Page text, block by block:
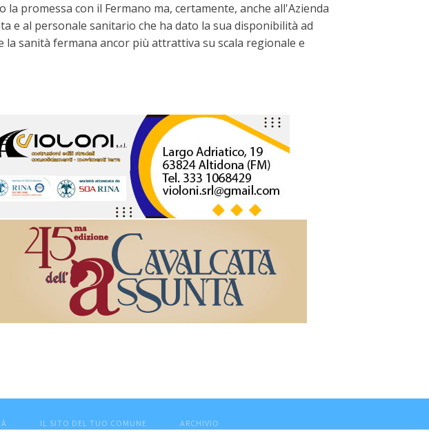
promessa con il Fermano ma, certamente, anche all'Azienda
e al personale sanitario che ha dato la sua disponibilità ad
sanità fermana ancor più attrattiva su scala regionale e
IL SITO DEL TUO COMUNE ARCHIVIO